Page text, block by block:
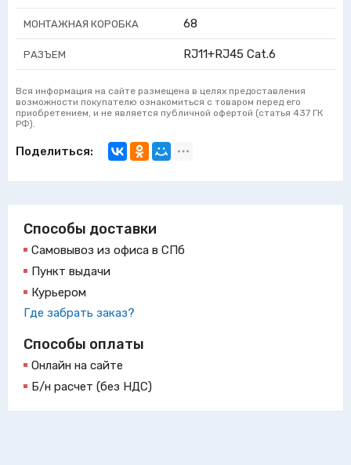
МОНТАЖНАЯ КОРОБКА 68
РАЗЪЕМ RJ11+RJ45 Cat.6
Вся информация на сайте размещена в целях предоставления
возможности покупателю ознакомиться с товаром перед его
приобретением, и не является публичной офертой (статья 437 ГК
РФ).
Поделиться:
Способы доставки
Самовывоз из офиса в СПб
Пункт выдачи
Курьером
Где забрать заказ?
Способы оплаты
Онлайн на сайте
Б/н расчет (без НДС)